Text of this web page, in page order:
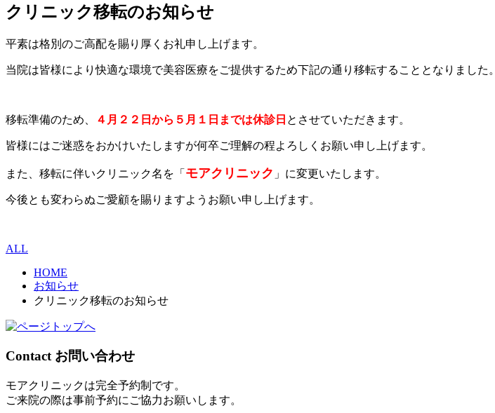
クリニック移転のお知らせ
平素は格別のご高配を賜り厚くお礼申し上げます。
当院は皆様により快適な環境で美容医療をご提供するため下記の通り移転することとなりました。
移転準備のため、 ４月２２日から５月１日までは休診日 とさせていただきます。
皆様にはご迷惑をおかけいたしますが何卒ご理解の程よろしくお願い申し上げます。
また、移転に伴いクリニック名を「 モアクリニック 」に変更いたします。
今後とも変わらぬご愛顧を賜りますようお願い申し上げます。
ALL
HOME
お知らせ
クリニック移転のお知らせ
Contact お問い合わせ
モアクリニックは完全予約制です。
ご来院の際は事前予約にご協力お願いします。